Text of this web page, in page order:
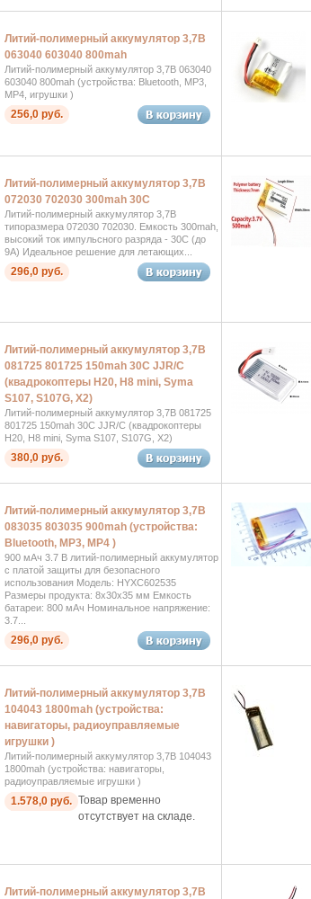
Литий-полимерный аккумулятор 3,7В
063040 603040 800mah
Литий-полимерный аккумулятор 3,7В 063040
603040 800mah (устройства: Bluetooth, MP3,
MP4, игрушки )
256,0 руб.
Литий-полимерный аккумулятор 3,7В
072030 702030 300mah 30C
Литий-полимерный аккумулятор 3,7В
типоразмера 072030 702030. Емкость 300mah,
высокий ток импульсного разряда - 30C (до
9А) Идеальное решение для летающих...
296,0 руб.
Литий-полимерный аккумулятор 3,7В
081725 801725 150mah 30C JJR/C
(квадрокоптеры H20, H8 mini, Syma
S107, S107G, X2)
Литий-полимерный аккумулятор 3,7В 081725
801725 150mah 30C JJR/C (квадрокоптеры
H20, H8 mini, Syma S107, S107G, X2)
380,0 руб.
Литий-полимерный аккумулятор 3,7В
083035 803035 900mah (устройства:
Bluetooth, MP3, MP4 )
900 мАч 3.7 В литий-полимерный аккумулятор
с платой защиты для безопасного
использования Модель: HYXC602535
Размеры продукта: 8x30x35 мм Емкость
батареи: 800 мАч Номинальное напряжение:
3.7...
296,0 руб.
Литий-полимерный аккумулятор 3,7В
104043 1800mah (устройства:
навигаторы, радиоуправляемые
игрушки )
Литий-полимерный аккумулятор 3,7В 104043
1800mah (устройства: навигаторы,
радиоуправляемые игрушки )
1.578,0 руб. Товар временно
отсутствует на складе.
Литий-полимерный аккумулятор 3,7В